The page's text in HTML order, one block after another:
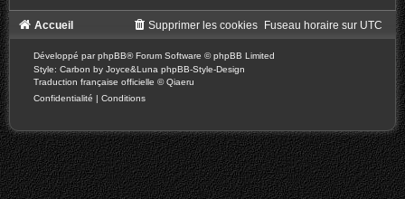
Accueil Fuseau horaire sur UTC
Supprimer les cookies
Développé parphpBB® Forum Software © phpBB Limited
Style: Carbon by Joyce&Luna phpBB-Style-Design
Traduction française officielle ©Qiaeru
Confidentialité | Conditions